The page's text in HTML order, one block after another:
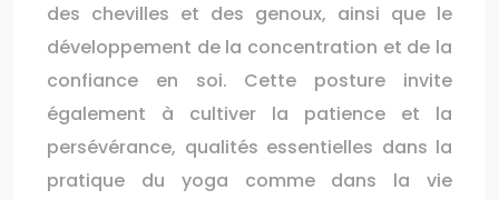
des chevilles et des genoux, ainsi que le
développement de la concentration et de la
confiance en soi. Cette posture invite
également à cultiver la patience et la
persévérance, qualités essentielles dans la
pratique du yoga comme dans la vie